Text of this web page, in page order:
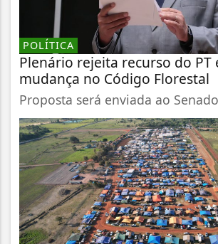
POLÍTICA
Plenário rejeita recurso do PT
mudança no Código Florestal
Proposta será enviada ao